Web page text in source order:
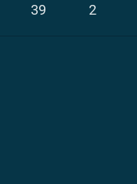
39 2